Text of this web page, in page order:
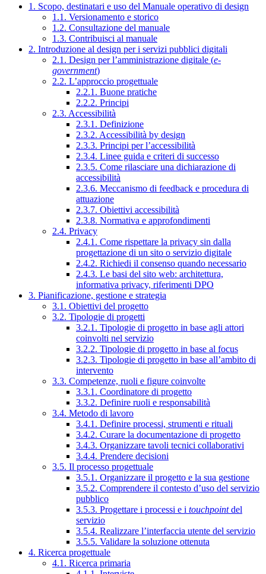
1. Scopo, destinatari e uso del Manuale operativo di design
1.1. Versionamento e storico
1.2. Consultazione del manuale
1.3. Contribuisci al manuale
2. Introduzione al design per i servizi pubblici digitali
2.1. Design per l’amministrazione digitale (e-
government)
2.2. L’approccio progettuale
2.2.1. Buone pratiche
2.2.2. Principi
2.3. Accessibilità
2.3.1. Definizione
2.3.2. Accessibilità by design
2.3.3. Principi per l’accessibilità
2.3.4. Linee guida e criteri di successo
2.3.5. Come rilasciare una dichiarazione di
accessibilità
2.3.6. Meccanismo di feedback e procedura di
attuazione
2.3.7. Obiettivi accessibilità
2.3.8. Normativa e approfondimenti
2.4. Privacy
2.4.1. Come rispettare la privacy sin dalla
progettazione di un sito o servizio digitale
2.4.2. Richiedi il consenso quando necessario
2.4.3. Le basi del sito web: architettura,
informativa privacy, riferimenti DPO
3. Pianificazione, gestione e strategia
3.1. Obiettivi del progetto
3.2. Tipologie di progetti
3.2.1. Tipologie di progetto in base agli attori
coinvolti nel servizio
3.2.2. Tipologie di progetto in base al focus
3.2.3. Tipologie di progetto in base all’ambito di
intervento
3.3. Competenze, ruoli e figure coinvolte
3.3.1. Coordinatore di progetto
3.3.2. Definire ruoli e responsabilità
3.4. Metodo di lavoro
3.4.1. Definire processi, strumenti e rituali
3.4.2. Curare la documentazione di progetto
3.4.3. Organizzare tavoli tecnici collaborativi
3.4.4. Prendere decisioni
3.5. Il processo progettuale
3.5.1. Organizzare il progetto e la sua gestione
3.5.2. Comprendere il contesto d’uso del servizio
pubblico
3.5.3. Progettare i processi e i touchpointdel
servizio
3.5.4. Realizzare l’interfaccia utente del servizio
3.5.5. Validare la soluzione ottenuta
4. Ricerca progettuale
4.1. Ricerca primaria